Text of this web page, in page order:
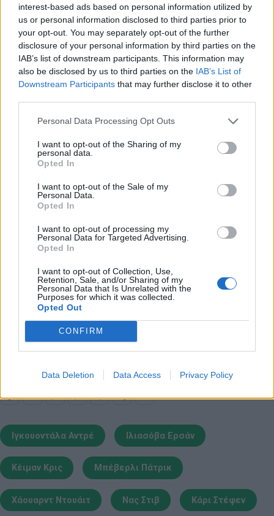
interest-based ads based on personal information utilized by
us or personal information disclosed to third parties prior to
your opt-out. You may separately opt-out of the further
disclosure of your personal information by third parties on the
IAB’s list of downstream participants. This information may
also be disclosed by us to third parties on the IAB’s List of
Downstream Participants that may further disclose it to other
Personal Data Processing Opt Outs
I want to opt-out of the Sharing of my
personal data.
Opted In
I want to opt-out of the Sale of my
Personal Data.
Opted In
I want to opt-out of processing my
Personal Data for Targeted Advertising.
Opted In
I want to opt-out of Collection, Use,
Retention, Sale, and/or Sharing of my
Personal Data that Is Unrelated with the
Purposes for which it was collected.
Opted Out
CONFIRM
Data Deletion Data Access Privacy Policy
Ρόκετςδοκιμάζονται απόψε (28/03, 02:00) στο
«Wells Fargo Center» των Φιλαδέλφεια 76ερς χωρίς
τον Γκρεγκ Σμιθ (γόνατο)και ενδεχομένως τον
Φραντσίσκο Γκαρσία (άδεια), ενώ ο πρώην γκαρντ
του Ολυμπιακού, Πάτρικ Μπέβερλι, θα παίξει με
Ντουάιτ Χάουαρντ
παρουσία στο σημερινό παιχνίδι. Από την άλλη, ο
Μπρετ Μπράουνθα στερηθεί εκ νέου των
υπηρεσιών των Νέρλενς Νόελ (γόνατο),
Θάντεους Γιανγκ
ομολόγησε πως δεν
θυμάται την τελευταία νίκη των «Σίξερς» και
πρόσθεσε πως έχει αφήσει πίσω του φημολογίες
για ανταλλαγή του. Τέλος επισημοποιήθηκε το
Δείτε αποκλειστικά βίντεο στο OnsportsTV.
Παιχνίδι από παντού στη Novibet με το
νέο Mobile App
Ιγκουοντάλα Αντρέ Ιλιασόβα Ερσάν
Κέιμαν Κρις Μπέβερλι Πάτρικ
Χάουαρντ Ντουάιτ Νας Στιβ Κάρι Στέφεν